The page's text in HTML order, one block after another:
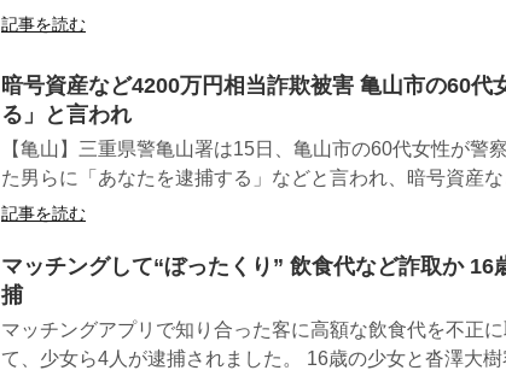
記事を読む
暗号資産など4200万円相当詐欺被害 亀山市の60代
る」と言われ
【亀山】三重県警亀山署は15日、亀山市の60代女性が警
た男らに「あなたを逮捕する」などと言われ、暗号資産
記事を読む
マッチングして“ぼったくり” 飲食代など詐取か 16
捕
マッチングアプリで知り合った客に高額な飲食代を不正
て、少女ら4人が逮捕されました。 16歳の少女と沓澤大